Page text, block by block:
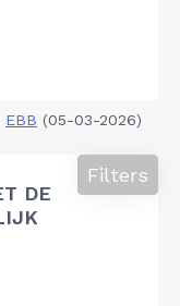
EBB (05-03-2026)
DE
Filters